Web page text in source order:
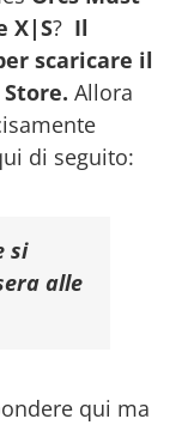
X|S? Il
scaricare il
Allora
di seguito:
si
alle
qui ma